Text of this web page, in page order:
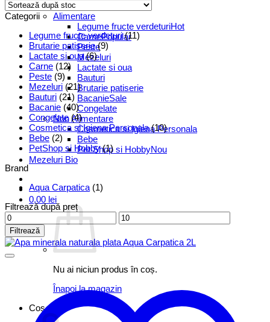
Supermarket Online
Alimentare
Legume fructe verdeturi
Carne
Peste
Mezeluri
Lactate si oua
Bauturi
Brutarie patiserie
Bacanie
Congelate
Non Alimentare
Cosmetica si Igiena Personala
Bebe
Pet Shop si Hobby
Mezeluri Bio
0,00 lei
Nu ai niciun produs în coș.
Înapoi la magazin
Coș
Categorii
Legume fructe verdeturi (11)
Brutarie patiserie (9)
Lactate si oua (6)
Carne (12)
Peste (9)
Mezeluri (21)
Bauturi (21)
Bacanie (40)
Congelate (4)
Cosmetica si Igiena Personala (10)
Bebe (2)
PetShop si Hobby (1)
Brand
Aqua Carpatica (1)
Filtrează după preț
Preț
minim
Preț
maxim
Filtrează